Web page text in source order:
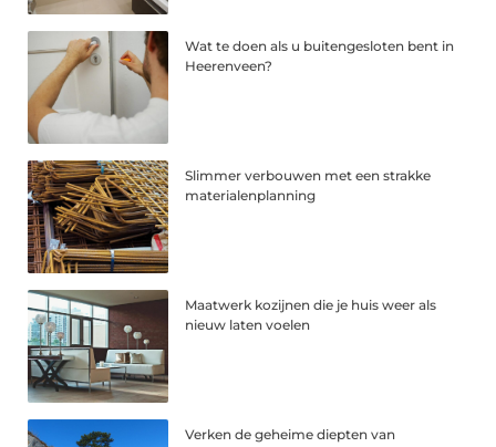
Wat te doen als u buitengesloten bent in
Heerenveen?
Slimmer verbouwen met een strakke
materialenplanning
Maatwerk kozijnen die je huis weer als
nieuw laten voelen
Verken de geheime diepten van